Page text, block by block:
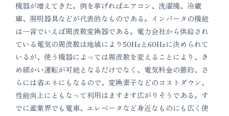
機器が増えてきた。例を挙げればエアコン、洗濯機、冷蔵
庫、照明器具などが代表的なものである。インバータの機能
は一言でいえば周波数変換器である。電力会社から供給され
ている電気の周波数は地域により50Hzと60Hzに決められて
いるが、使う機器によっては周波数を変えることにより、き
め細かい運転が可能となるだけでなく、電気料金の節約、さ
らには省エネにもなるので、変換素子などのコストダウン、
性能向上にともなって利用はますます広がりそうである。す
でに産業界でも電車、エレベータなど身近なものにも広く使